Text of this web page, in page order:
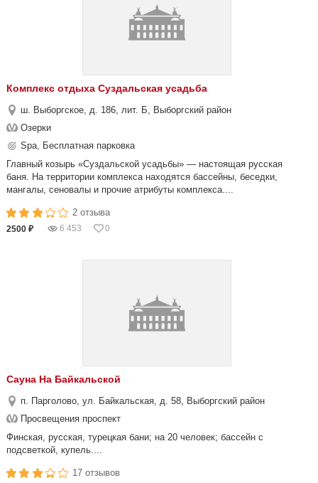
Комплекс отдыха Суздальская усадьба
ш. Выборгское, д. 186, лит. Б, Выборгский район
Озерки
Spa, Бесплатная парковка
Главный козырь «Суздальской усадьбы» — настоящая русская
баня. На территории комплекса находятся бассейны, беседки,
мангалы, сеновалы и прочие атрибуты комплекса....
2 отзыва
2500 ₽ 6 453 0
Сауна На Байкальской
п. Парголово, ул. Байкальская, д. 58, Выборгский район
Просвещения проспект
Финская, русская, турецкая бани; на 20 человек; бассейн с
подсветкой, купель....
17 отзывов